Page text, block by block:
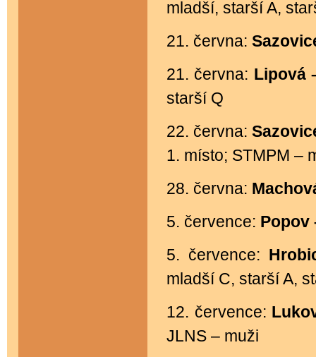
mladší, starší A,
21. června:
21. června: Lipová
starší Q
22. června:
1. místo; STMPM –
28. června:
5. července: Popov
5. července:
mladší C, starší A,
12. července:
JLNS – muži